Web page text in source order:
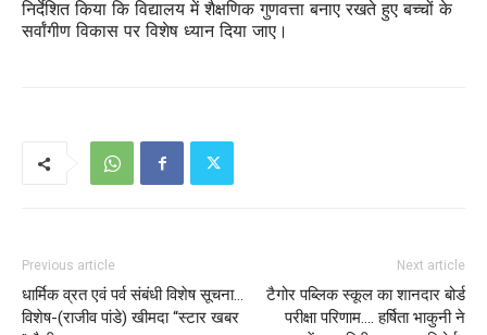
निर्देशित किया कि विद्यालय में शैक्षणिक गुणवत्ता बनाए रखते हुए बच्चों के
सर्वांगीण विकास पर विशेष ध्यान दिया जाए।
Previous article
धार्मिक व्रत एवं पर्व संबंधी विशेष सूचना…
विशेष-(राजीव पांडे) खीमदा “स्टार खबर
Next article
टैगोर पब्लिक स्कूल का शानदार बोर्ड
परीक्षा परिणाम…. हर्षिता भाकुनी ने